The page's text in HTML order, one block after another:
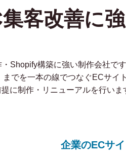
客改善に
Shopify構築に強い制作会社で
でを一本の線でつなぐECサイ
に制作・リニューアルを行いま
企業のECサ